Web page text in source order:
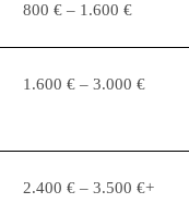
800 € – 1.600 €
1.600 € – 3.000 €
2.400 € – 3.500 €+